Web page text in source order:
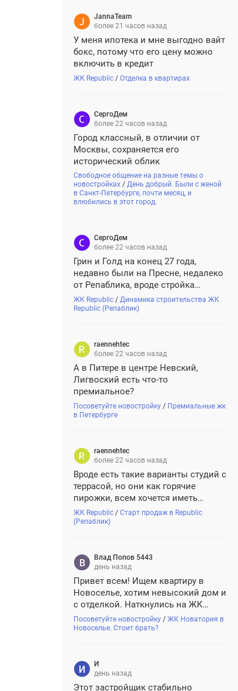
живой огонь.
JannaTeam
более 21 часов назад
У меня ипотека и мне выгодно вайт
бокс, потому что его цену можно
включить в кредит
ЖК Republic / Отделка в квартирах
СергоДем
более 22 часов назад
Город классный, в отличии от
Москвы, сохраняется его
исторический облик
Свободное общение на разные темы о
новостройках / День добрый. Были с женой
в Санкт-Петербурге, почти месяц, и
влюбились в этот город.
СергоДем
более 22 часов назад
Грин и Голд на конец 27 года,
недавно были на Пресне, недалеко
от Репаблика, вроде стройка
идет,изменения видны.
ЖК Republic / Динамика строительства ЖК
Republic (Репаблик)
raennehtec
более 22 часов назад
А в Питере в центре Невский,
Лигвоский есть что-то
премиальное?
Посоветуйте новостройку / Премиальные жк
в Петербурге
raennehtec
более 22 часов назад
Вроде есть такие варианты студий с
террасой, но они как горячие
пирожки, всем хочется иметь
приватное пространство на свежем
воздухе
ЖК Republic / Старт продаж в Republic
(Репаблик)
Влад Попов 5443
день назад
Привет всем! Ищем квартиру в
Новоселье, хотим невысокий дом и
с отделкой. Наткнулись на ЖК
Новатория. Проект симпатичный,
кирпич-монолит, но смущает, что
Как у них со сроками, строят...
Посоветуйте новостройку / ЖК Новатория в
Новоселье. Стоит брать?
И
И
день назад
Этот застройщик стабильно